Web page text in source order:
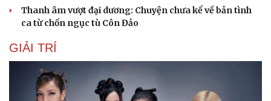
Thanh âm vượt đại dương: Chuyện chưa kể về bản tình
ca từ chốn ngục tù Côn Đảo
GIẢI TRÍ